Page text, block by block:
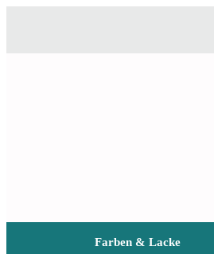
Farben & Lacke